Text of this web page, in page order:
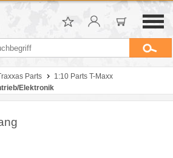
Parts
1:10 Parts T-Maxx
Elektronik